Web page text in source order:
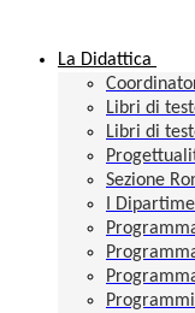
La Didattica
Libri di
Libri di
Sezione
I